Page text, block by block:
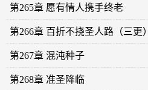
第265章 愿有情人携手终老
第266章 百折不挠圣人路（三更）
第267章 混沌种子
第268章 准圣降临